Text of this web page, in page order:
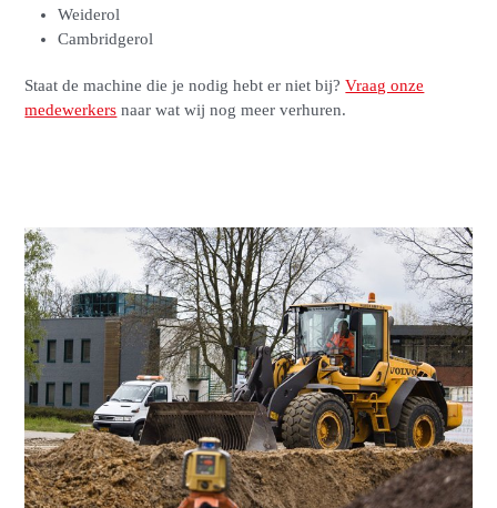
Weiderol
Cambridgerol
Staat de machine die je nodig hebt er niet bij?Vraag onze
medewerkers naar wat wij nog meer verhuren.